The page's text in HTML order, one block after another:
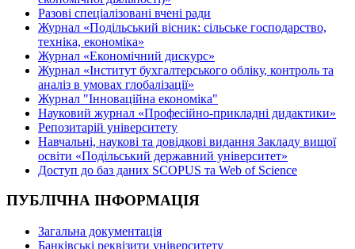
Разові спеціалізовані вчені ради
Журнал «Подільський вісник: сільське господарство,
техніка, економіка»
Журнал «Економічний дискурс»
Журнал «Інститут бухгалтерського обліку, контроль та
аналіз в умовах глобалізації»
Журнал "Інноваційна економіка"
Науковий журнал «Професійно-прикладні дидактики»
Репозитарій університету
Навчальні, наукові та довідкові видання Закладу вищої
освіти «Подільський державний університет»
Доступ до баз даних SCOPUS та Web of Science
ПУБЛІЧНА ІНФОРМАЦІЯ
Загальна документація
Банківські реквізити університету